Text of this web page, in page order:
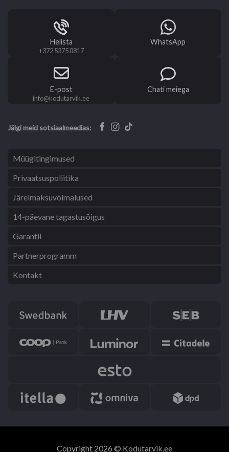
Helista
+372 5375 0817
WhatsApp
E-post
info@kodutarvik.ee
Chati meiega
Jälgi meid sotsiaalmeedias:
Müügitingimused
Privaatsuspoliitika
Järelmaksuvõimalused
14-päevane tagastusõigus
Garantii
Partnerprogramm
Kontakt
Copyright 2026 © Kodutarvik.ee